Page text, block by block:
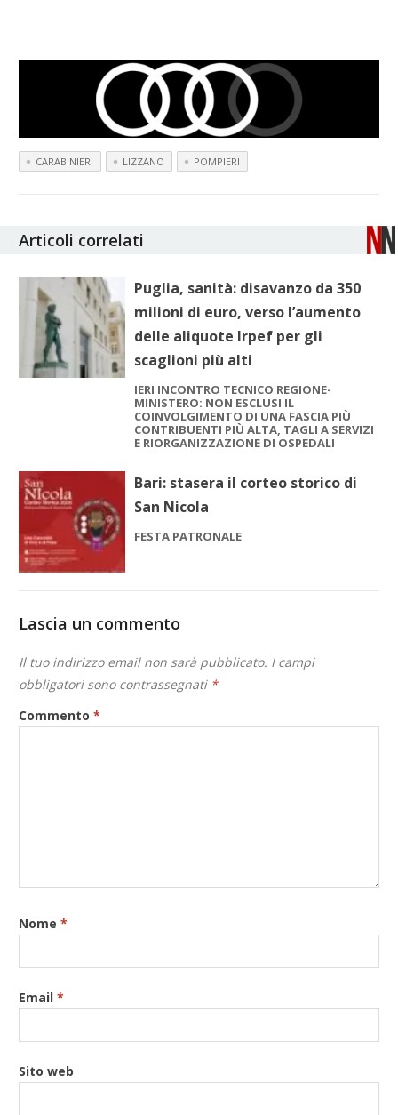
CARABINIERI LIZZANO POMPIERI
Articoli correlati
Puglia, sanità: disavanzo da 350
milioni di euro, verso l’aumento
delle aliquote Irpef per gli
scaglioni più alti
IERI INCONTRO TECNICO REGIONE-
MINISTERO: NON ESCLUSI IL
COINVOLGIMENTO DI UNA FASCIA PIÙ
CONTRIBUENTI PIÙ ALTA, TAGLI A SERVIZI
E RIORGANIZZAZIONE DI OSPEDALI
Bari: stasera il corteo storico di
San Nicola
FESTA PATRONALE
Lascia un commento
Il tuo indirizzo email non sarà pubblicato. I campi
obbligatori sono contrassegnati *
Commento*
Nome*
Email*
Sito web